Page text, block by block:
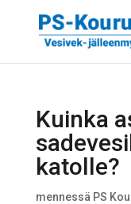
Kuinka
katolle?
mennessä PS